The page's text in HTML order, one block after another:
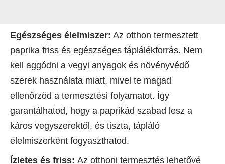
Egészséges élelmiszer: Az otthon termesztett
paprika friss és egészséges táplálékforrás. Nem
kell aggódni a vegyi anyagok és növényvédő
szerek használata miatt, mivel te magad
ellenőrzöd a termesztési folyamatot. Így
garantálhatod, hogy a paprikád szabad lesz a
káros vegyszerektől, és tiszta, tápláló
élelmiszerként fogyaszthatod.
Ízletes és friss: Az otthoni termesztés lehetővé